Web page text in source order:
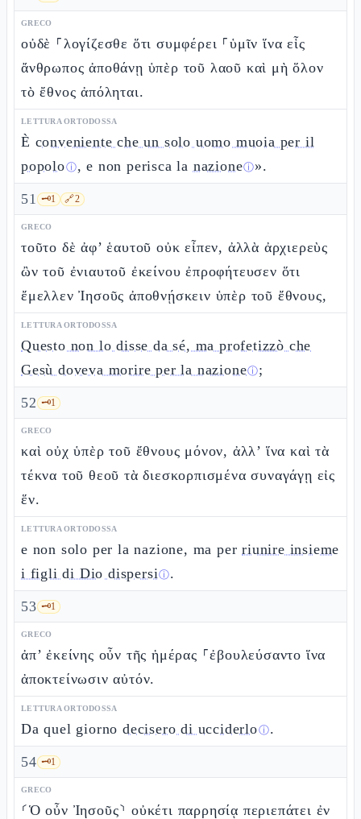
GRECO
οὐδὲ ⸀λογίζεσθε ὅτι συμφέρει ⸀ὑμῖν ἵνα εἷς
ἄνθρωπος ἀποθάνῃ ὑπὲρ τοῦ λαοῦ καὶ μὴ ὅλον
τὸ ἔθνος ἀπόληται.
LETTURA ORTODOSSA
È conveniente che un solo uomo muoia per il
popoloⓘ, e non perisca la nazioneⓘ».
51 🗝️1 🔗2
GRECO
τοῦτο δὲ ἀφ’ ἑαυτοῦ οὐκ εἶπεν, ἀλλὰ ἀρχιερεὺς
ὢν τοῦ ἐνιαυτοῦ ἐκείνου ἐπροφήτευσεν ὅτι
ἔμελλεν Ἰησοῦς ἀποθνῄσκειν ὑπὲρ τοῦ ἔθνους,
LETTURA ORTODOSSA
Questo non lo disse da sé, ma profetizzò che
Gesù doveva morire per la nazioneⓘ;
52 🗝️1
GRECO
καὶ οὐχ ὑπὲρ τοῦ ἔθνους μόνον, ἀλλ’ ἵνα καὶ τὰ
τέκνα τοῦ θεοῦ τὰ διεσκορπισμένα συναγάγῃ εἰς
ἕν.
LETTURA ORTODOSSA
e non solo per la nazione, ma perriunire insieme
i figli di Dio dispersiⓘ.
53 🗝️1
GRECO
ἀπ’ ἐκείνης οὖν τῆς ἡμέρας ⸀ἐβουλεύσαντο ἵνα
ἀποκτείνωσιν αὐτόν.
LETTURA ORTODOSSA
Da quel giornodecisero di ucciderloⓘ.
54 🗝️1
GRECO
⸂Ὁ οὖν Ἰησοῦς⸃ οὐκέτι παρρησίᾳ περιεπάτει ἐν